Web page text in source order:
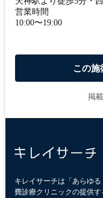
営業時間
10:00〜19:00
この施
掲
キレイサーチは「あらゆ
費診療クリニックの提供